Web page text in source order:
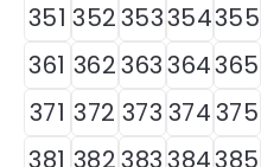
351 352353354355
361 362363364365
371 372 373 374375
381 382383384385